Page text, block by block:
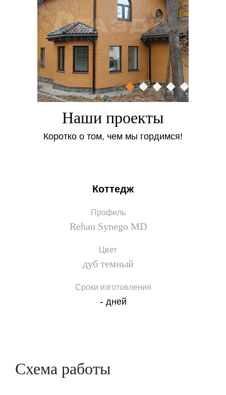
Наши проекты
Коротко о том, чем мы гордимся!
Коттедж
Профиль
Rehau Synego MD
Цвет
дуб темный
Сроки изготовления
- дней
Схема работы